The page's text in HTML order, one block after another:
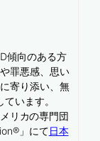
傾向のある方
罪悪感、思い
寄り添い、無
います。
リカの専門団
」にて日本